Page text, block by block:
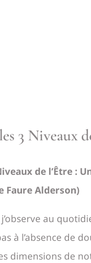
3 Niveaux
de l’Être :
Faure Alderson)
au
à l’absence de
dimensions de